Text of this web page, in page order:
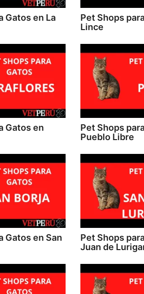
Gatos en La
Pet Shops
Lince
Gatos en
Pet Shops
Pueblo Libre
Gatos en San
Pet Shops
Juan de